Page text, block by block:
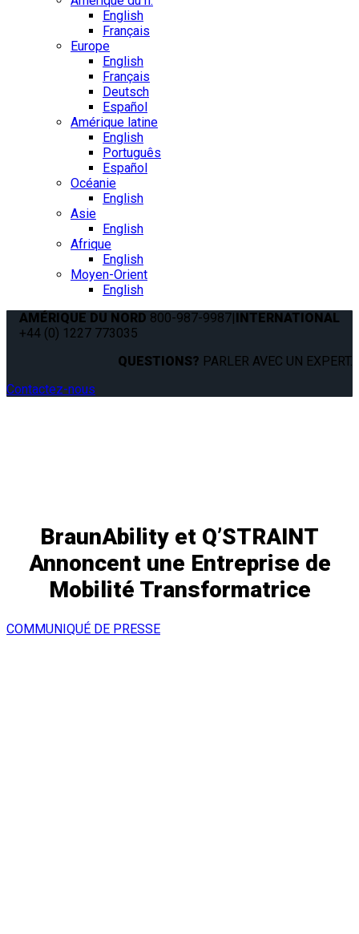
English
Français
Europe
English
Français
Deutsch
Español
Amérique latine
English
Português
Español
Océanie
English
Asie
English
Afrique
English
Moyen-Orient
English
AMÉRIQUE DU NORD 800-987-9987|INTERNATIONAL
+44 (0) 1227 773035
QUESTIONS? PARLER AVEC UN EXPERT.
Contactez-nous
BraunAbility et Q’STRAINT
Annoncent une Entreprise de
Mobilité Transformatrice
COMMUNIQUÉ DE PRESSE